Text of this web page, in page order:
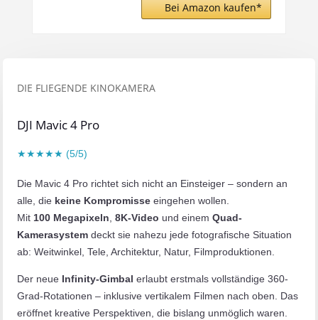
Bei Amazon kaufen*
DIE FLIEGENDE KINOKAMERA
DJI Mavic 4 Pro
★★★★★ (5/5)
Die Mavic 4 Pro richtet sich nicht an Einsteiger – sondern an
alle, die keine Kompromisse eingehen wollen.
Mit100 Megapixeln,8K-Video und einemQuad-
Kamerasystem deckt sie nahezu jede fotografische Situation
ab: Weitwinkel, Tele, Architektur, Natur, Filmproduktionen.
Der neue Infinity-Gimbal erlaubt erstmals vollständige 360-
Grad-Rotationen – inklusive vertikalem Filmen nach oben. Das
eröffnet kreative Perspektiven, die bislang unmöglich waren.